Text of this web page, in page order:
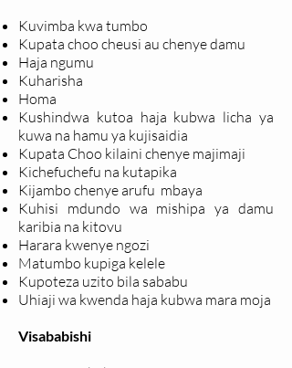
Kuvimba kwa tumbo
Kupata choo cheusi au chenye damu
Haja ngumu
Kuharisha
Homa
Kushindwa kutoa haja kubwa licha ya
kuwa na hamu ya kujisaidia
Kupata Choo kilaini chenye majimaji
Kichefuchefu na kutapika
Kijambo chenye arufu mbaya
Kuhisi mdundo wa mishipa ya damu
karibia na kitovu
Harara kwenye ngozi
Matumbo kupiga kelele
Kupoteza uzito bila sababu
Uhiaji wa kwenda haja kubwa mara moja
Visababishi